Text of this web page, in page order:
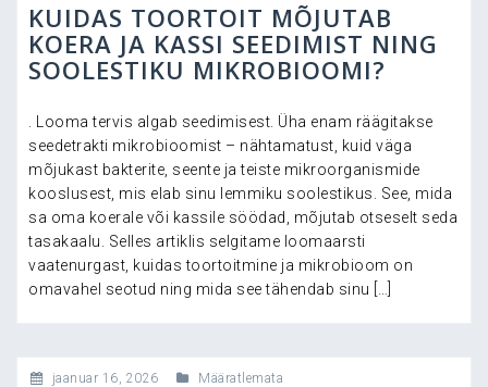
KUIDAS TOORTOIT MÕJUTAB
KOERA JA KASSI SEEDIMIST NING
SOOLESTIKU MIKROBIOOMI?
. Looma tervis algab seedimisest. Üha enam räägitakse
seedetrakti mikrobioomist – nähtamatust, kuid väga
mõjukast bakterite, seente ja teiste mikroorganismide
kooslusest, mis elab sinu lemmiku soolestikus. See, mida
sa oma koerale või kassile söödad, mõjutab otseselt seda
tasakaalu. Selles artiklis selgitame loomaarsti
vaatenurgast, kuidas toortoitmine ja mikrobioom on
omavahel seotud ning mida see tähendab sinu […]
jaanuar 16, 2026 Määratlemata